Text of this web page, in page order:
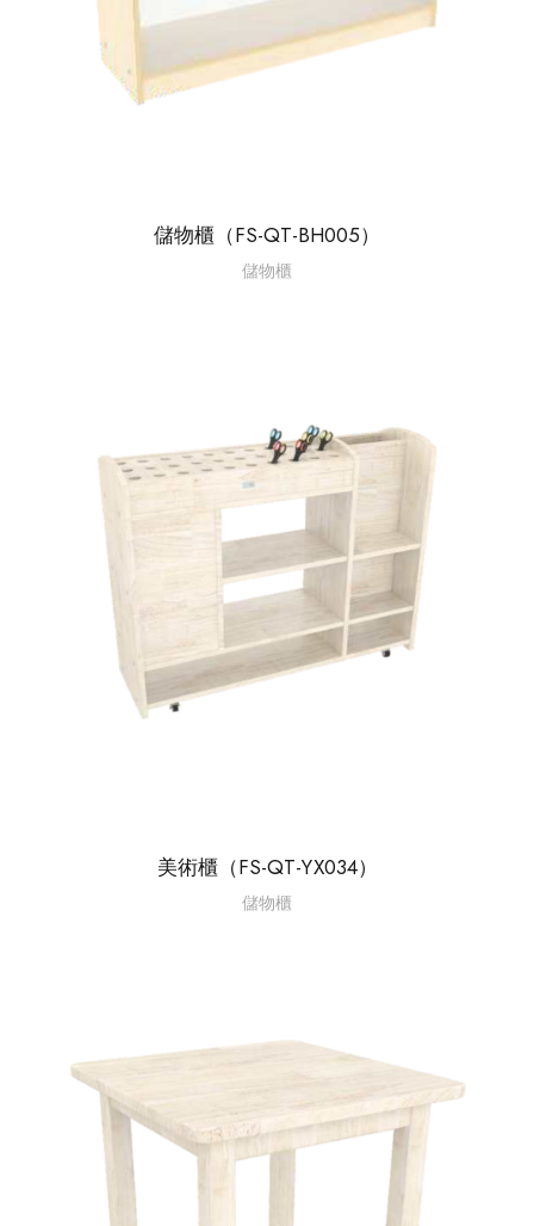
儲物櫃（FS-QT-BH005）
儲物櫃
美術櫃（FS-QT-YX034）
儲物櫃